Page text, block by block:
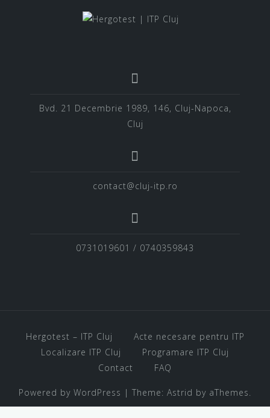
Bvd. 21 Decembrie 1989, 146, Cluj-Napoca,
Cluj
contact@cluj-itp.ro
0731019601 / 0740359843
Hergotest – ITP Cluj
Acte necesare pentru ITP
Localizare ITP Cluj
Programare ITP Cluj
Contact
FAQ
Powered by WordPress | Theme: Astrid by aThemes.